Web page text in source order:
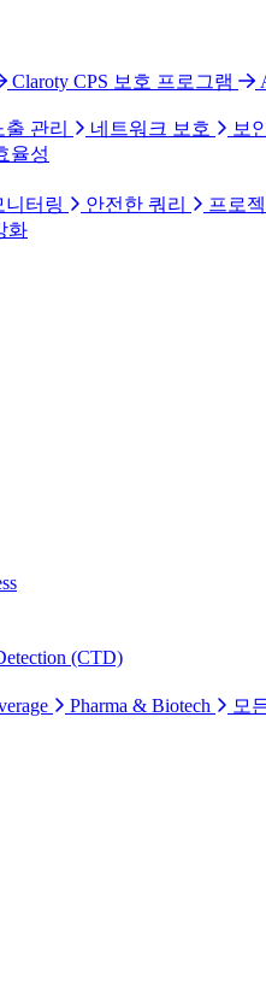
Claroty CPS 보호 프로그램
관리 네트워크 보호
보
율성
니터링 안전한 쿼리
프로
화
(CTD)
Pharma & Biotech
모